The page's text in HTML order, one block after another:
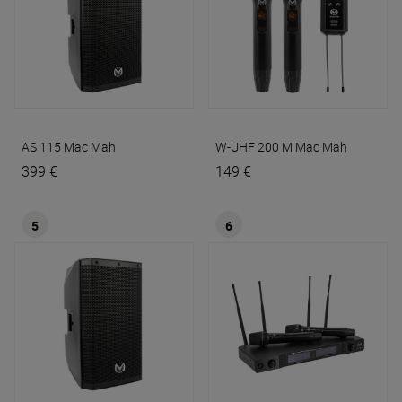
AS 115 Mac Mah
399 €
W-UHF 200 M Mac Mah
149 €
5 6